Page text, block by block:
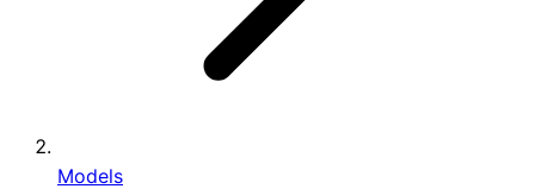
Models